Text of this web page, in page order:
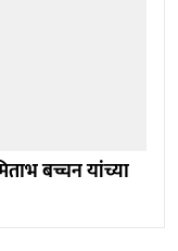
बच्चन यांच्या